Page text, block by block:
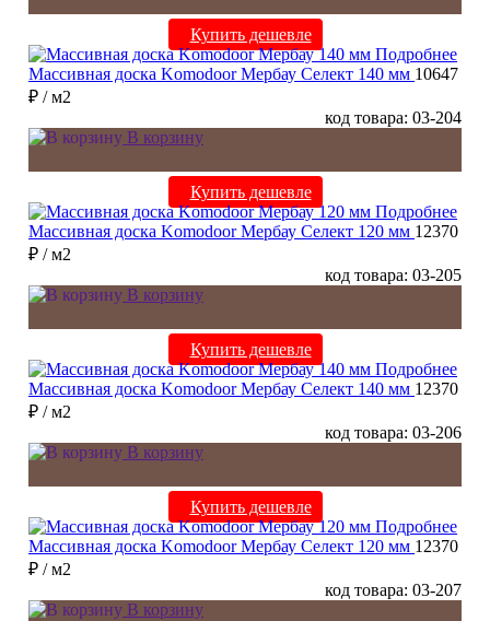
Купить дешевле
Подробнее
Массивная доска Komodoor Мербау Селект 140 мм 10647
₽ / м2
код товара: 03-204
В корзину
Купить дешевле
Подробнее
Массивная доска Komodoor Мербау Селект 120 мм 12370
₽ / м2
код товара: 03-205
В корзину
Купить дешевле
Подробнее
Массивная доска Komodoor Мербау Селект 140 мм 12370
₽ / м2
код товара: 03-206
В корзину
Купить дешевле
Подробнее
Массивная доска Komodoor Мербау Селект 120 мм 12370
₽ / м2
код товара: 03-207
В корзину